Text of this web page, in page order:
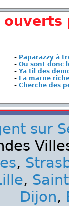
ouverts
- Paparazzy à
- Ou sont donc
- Ya til des
- La marne
- Cherche des
sur
,
,
Dijon,